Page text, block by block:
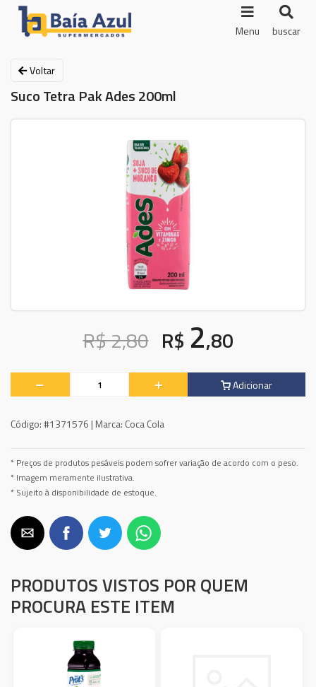
Menu buscar
Voltar
Suco Tetra Pak Ades 200ml
R$ 2,80 R$ 2,80
Adicionar
Código:#1371576 | Marca: Coca Cola
* Preços de produtos pesáveis podem sofrer variação de acordo com o peso.
* Imagem meramente ilustrativa.
* Sujeito à disponibilidade de estoque.
PRODUTOS VISTOS POR QUEM
PROCURA ESTE ITEM